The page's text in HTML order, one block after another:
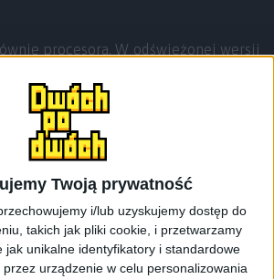
Twoją prywatność
i/lub uzyskujemy dostęp do
takich jak pliki cookie, i przetwarzamy
jak unikalne identyfikatory i standardowe
przez urządzenie w celu personalizowania
procesora. W odświeżonej wersji
dotychczasową jednostkę
Pozostała specyfikacja nie uległa
dla „centrum dowodzenia” przyjdzie
operacyjnej RAM i 32 GB pamięci
szczęście wraz z nowym wariantem
ze slotu na kartę pamięci,
do 128 GB.